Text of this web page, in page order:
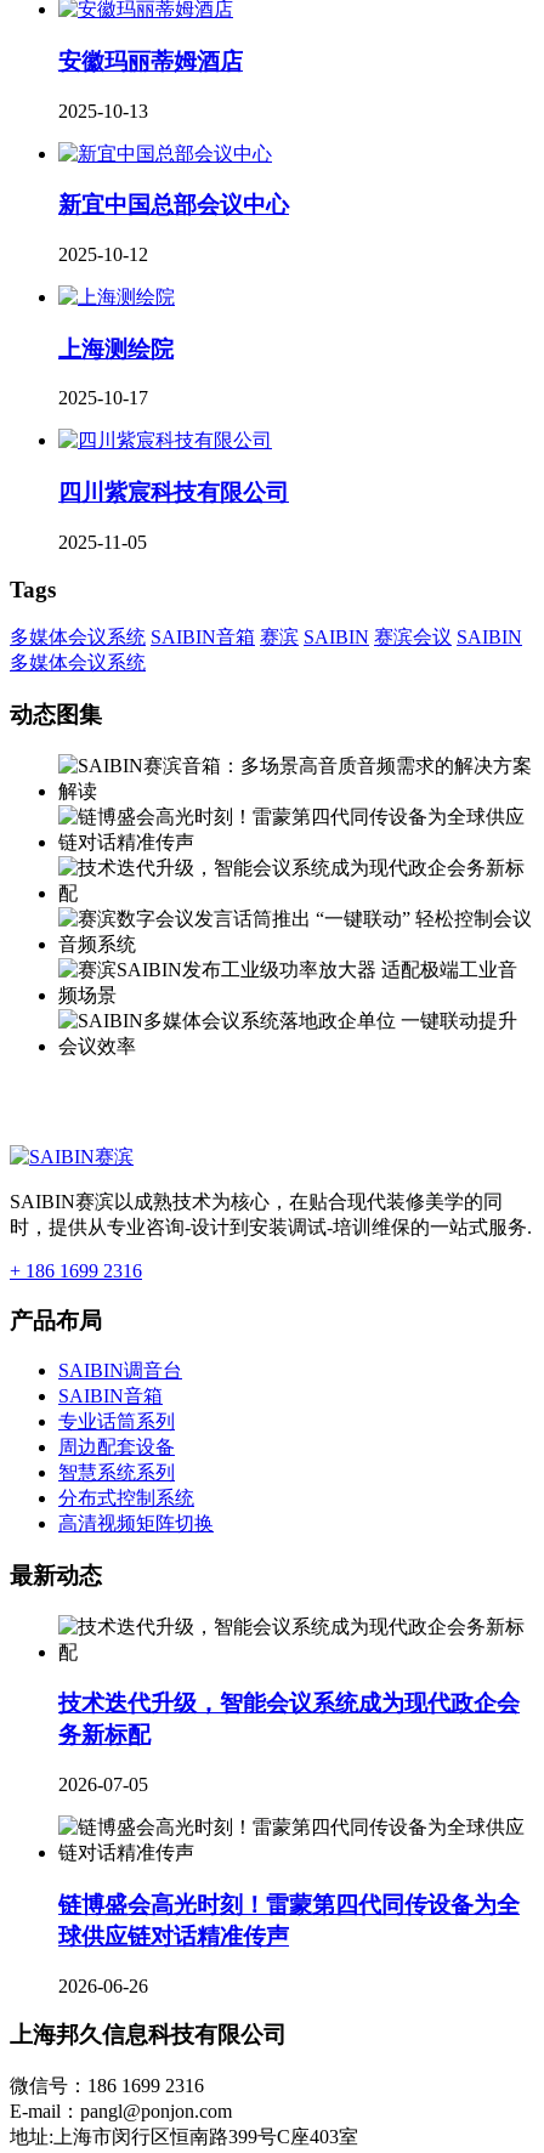
安徽玛丽蒂姆酒店
2025-10-13
新宜中国总部会议中心
2025-10-12
上海测绘院
2025-10-17
四川紫宸科技有限公司
2025-11-05
Tags
多媒体会议系统 SAIBIN音箱 赛滨 SAIBIN 赛滨会议 SAIBIN
多媒体会议系统
动态图集
SAIBIN赛滨以成熟技术为核心，在贴合现代装修美学的同
时，提供从专业咨询-设计到安装调试-培训维保的一站式服务.
+ 186 1699 2316
产品布局
SAIBIN调音台
SAIBIN音箱
专业话筒系列
周边配套设备
智慧系统系列
分布式控制系统
高清视频矩阵切换
最新动态
技术迭代升级，智能会议系统成为现代政企会
务新标配
2026-07-05
链博盛会高光时刻！雷蒙第四代同传设备为全
球供应链对话精准传声
2026-06-26
上海邦久信息科技有限公司
微信号：186 1699 2316
E-mail：pangl@ponjon.com
地址:上海市闵行区恒南路399号C座403室